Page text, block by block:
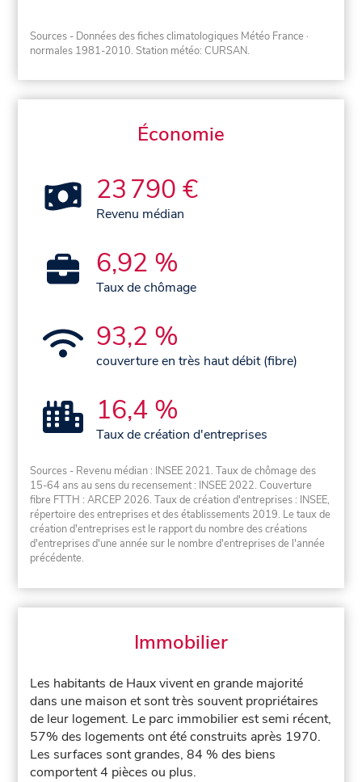
Sources - Données des fiches climatologiques Météo France ·
normales 1981-2010. Station météo: CURSAN.
Économie
23 790 €
Revenu médian
6,92 %
Taux de chômage
93,2 %
couverture en très haut débit (fibre)
16,4 %
Taux de création d'entreprises
Sources - Revenu médian : INSEE 2021. Taux de chômage des
15-64 ans au sens du recensement : INSEE 2022. Couverture
fibre FTTH : ARCEP 2026. Taux de création d'entreprises : INSEE,
répertoire des entreprises et des établissements 2019. Le taux de
création d'entreprises est le rapport du nombre des créations
d'entreprises d'une année sur le nombre d'entreprises de l'année
précédente.
Immobilier
Les habitants de Haux vivent en grande majorité
dans une maison et sont très souvent propriétaires
de leur logement. Le parc immobilier est semi récent,
57% des logements ont été construits après 1970.
Les surfaces sont grandes, 84 % des biens
comportent 4 pièces ou plus.